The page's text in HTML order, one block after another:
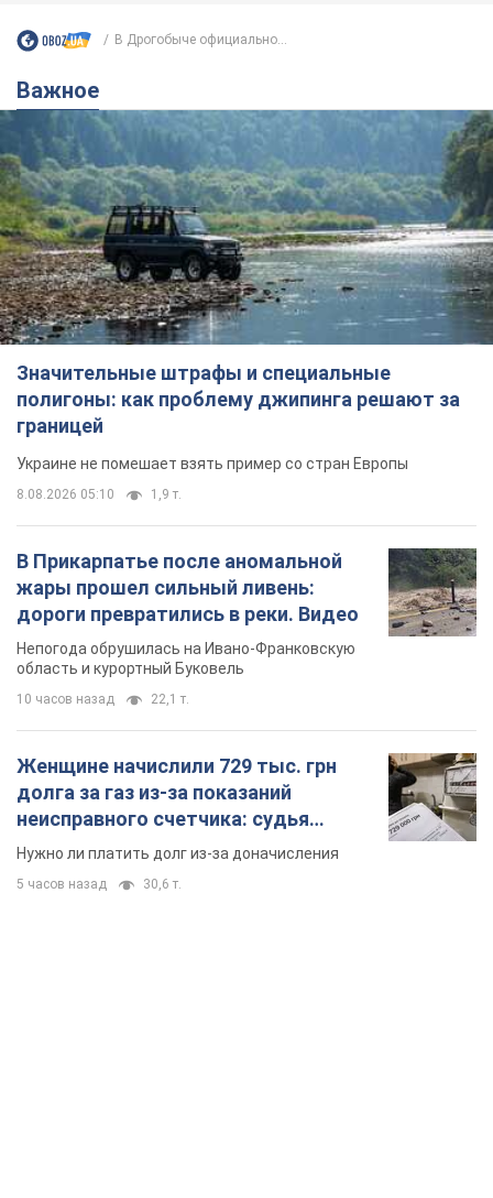
В Дрогобыче официально...
Важное
Значительные штрафы и специальные
полигоны: как проблему джипинга решают за
границей
Украине не помешает взять пример со стран Европы
8.08.2026 05:10 1,9 т.
В Прикарпатье после аномальной
жары прошел сильный ливень:
дороги превратились в реки. Видео
Непогода обрушилась на Ивано-Франковскую
область и курортный Буковель
10 часов назад 22,1 т.
Женщине начислили 729 тыс. грн
долга за газ из-за показаний
неисправного счетчика: судья
вынес неожиданное решение
Нужно ли платить долг из-за доначисления
5 часов назад 30,6 т.